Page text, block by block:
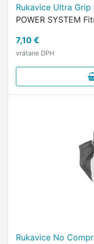
Rukavice Ultra Grip
POWER SYSTEM
7,10 €
vrátane DPH
Rukavice No